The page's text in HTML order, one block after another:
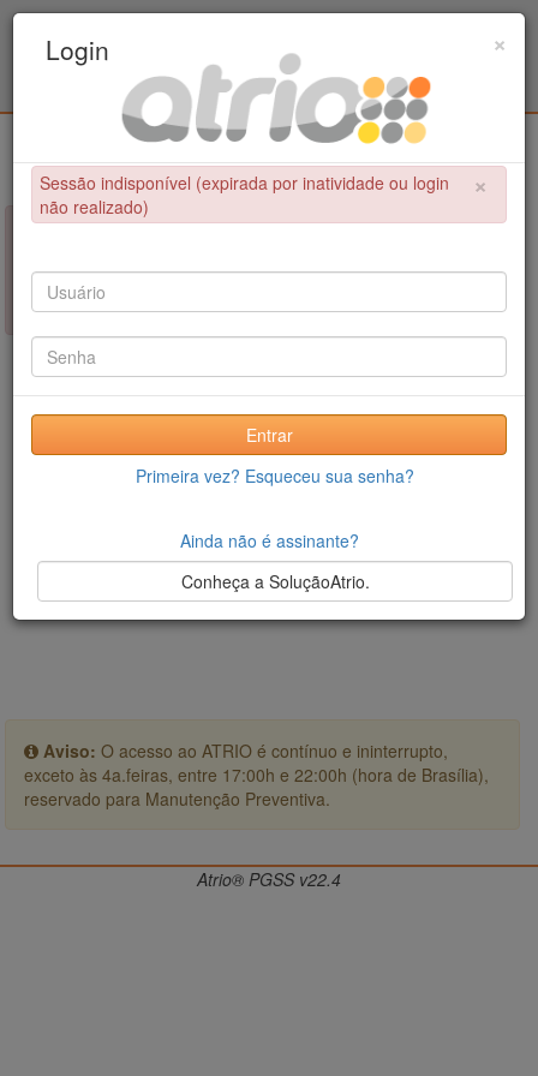
Educação Física / UPE - UFPB
×
NÃO FOI POSSÍVEL CONCLUIR A OPERAÇÃO
Sessão indisponível (expirada por inatividade ou login não
realizado)
Aviso: O acesso ao ATRIO é contínuo e ininterrupto,
exceto às 4a.feiras, entre 17:00h e 22:00h (hora de Brasília),
reservado para Manutenção Preventiva.
×
Login
×
Sessão indisponível (expirada por inatividade ou login
não realizado)
Entrar
Primeira vez? Esqueceu sua senha?
Ainda não é assinante?
Conheça a SoluçãoAtrio.
Atrio® PGSS v22.4